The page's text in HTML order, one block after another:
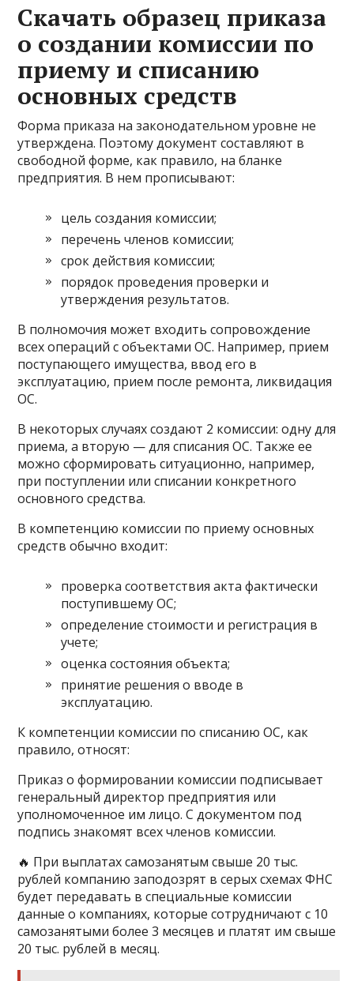
Скачать образец приказа
о создании комиссии по
приему и списанию
основных средств
Форма приказа на законодательном уровне не
утверждена. Поэтому документ составляют в
свободной форме, как правило, на бланке
предприятия. В нем прописывают:
цель создания комиссии;
перечень членов комиссии;
срок действия комиссии;
порядок проведения проверки и
утверждения результатов.
В полномочия может входить сопровождение
всех операций с объектами ОС. Например, прием
поступающего имущества, ввод его в
эксплуатацию, прием после ремонта, ликвидация
ОС.
В некоторых случаях создают 2 комиссии: одну для
приема, а вторую — для списания ОС. Также ее
можно сформировать ситуационно, например,
при поступлении или списании конкретного
основного средства.
В компетенцию комиссии по приему основных
средств обычно входит:
проверка соответствия акта фактически
поступившему ОС;
определение стоимости и регистрация в
учете;
оценка состояния объекта;
принятие решения о вводе в
эксплуатацию.
К компетенции комиссии по списанию ОС, как
правило, относят:
Приказ о формировании комиссии подписывает
генеральный директор предприятия или
уполномоченное им лицо. С документом под
подпись знакомят всех членов комиссии.
🔥 При выплатах самозанятым свыше 20 тыс.
рублей компанию заподозрят в серых схемах ФНС
будет передавать в специальные комиссии
данные о компаниях, которые сотрудничают с 10
самозанятыми более 3 месяцев и платят им свыше
20 тыс. рублей в месяц.